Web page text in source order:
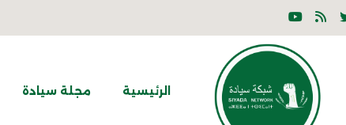
الرئيسية مجلة سيادة